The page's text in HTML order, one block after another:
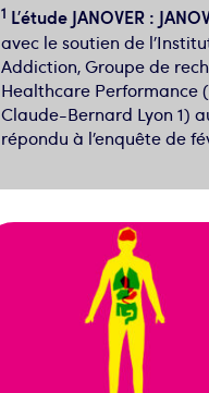
1 L’étude JANOVER :
avec le soutien de
Addiction, Groupe de
Healthcare Performance
Claude-Bernard Lyon 1)
répondu à l’enquête de